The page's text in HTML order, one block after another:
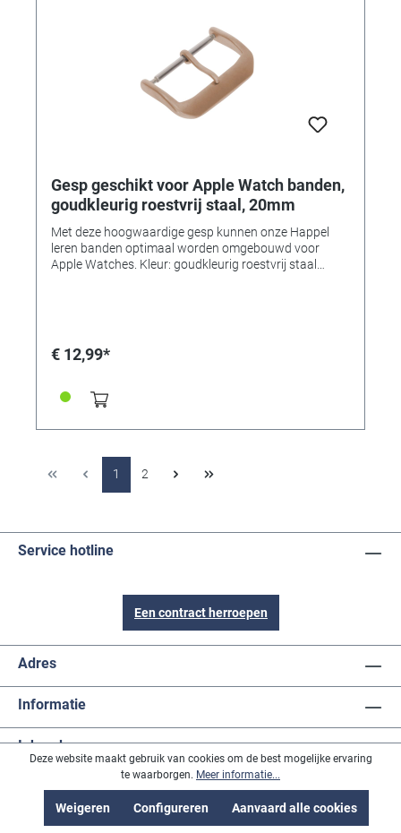
Gesp geschikt voor Apple Watch banden,
goudkleurig roestvrij staal, 20mm
Met deze hoogwaardige gesp kunnen onze Happel
leren banden optimaal worden omgebouwd voor
Apple Watches. Kleur: goudkleurig roestvrij staal
€ 12,99*
1 2
Service hotline
Een contract herroepen
Adres
Informatie
Inhoud
Betaalmethodes
Deze website maakt gebruik van cookies om de best mogelijke ervaring
te waarborgen. Meer informatie...
Weigeren Configureren Aanvaard alle cookies